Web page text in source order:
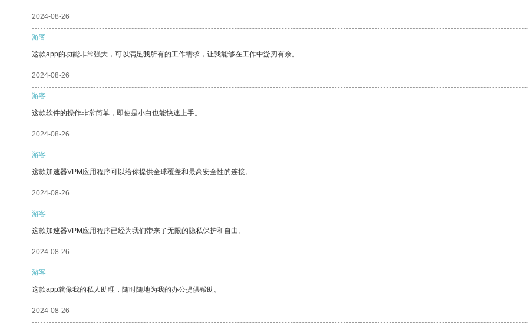
2024-08-26
游客
这款app的功能非常强大，可以满足我所有的工作需求，让我能够在工作中游刃有余。
2024-08-26
游客
这款软件的操作非常简单，即使是小白也能快速上手。
2024-08-26
游客
这款加速器VPM应用程序可以给你提供全球覆盖和最高安全性的连接。
2024-08-26
游客
这款加速器VPM应用程序已经为我们带来了无限的隐私保护和自由。
2024-08-26
游客
这款app就像我的私人助理，随时随地为我的办公提供帮助。
2024-08-26